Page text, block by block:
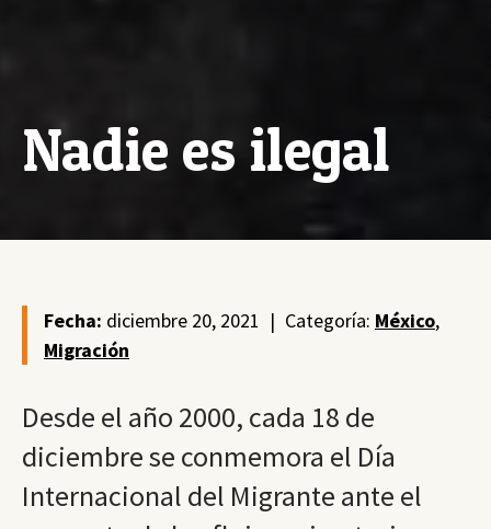
Nadie es ilegal
Fecha: diciembre 20, 2021 | Categoría: México,
Migración
Desde el año 2000, cada 18 de
diciembre se conmemora el Día
Internacional del Migrante ante el